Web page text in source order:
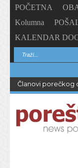
POČETNA
Kolumna
KALENDAR
Članovi porečkog